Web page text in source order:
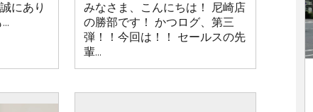
にあり
みなさま、こんにちは！ 尼崎店
の勝部です！ かつログ、第三
弾！！今回は！！ セールスの先
輩...